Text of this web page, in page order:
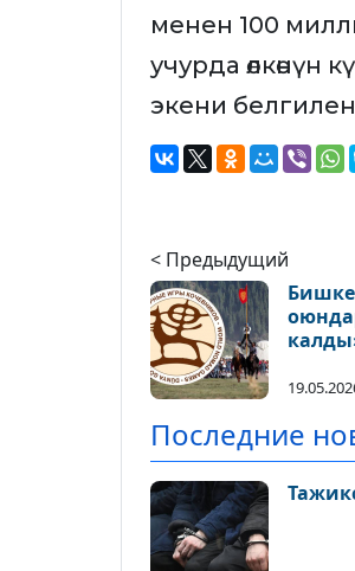
менен 100
учурда
экени
< Предыдущий
Последние